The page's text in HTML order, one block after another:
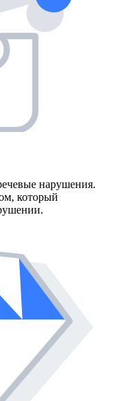
нарушения.
который